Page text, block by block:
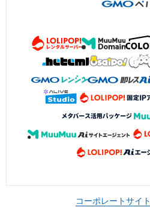
コーポレートサイト